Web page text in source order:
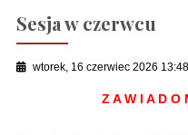
Sesja w czerwcu
wtorek, 16 czerwiec 2026 13:48
Z A W I A D O